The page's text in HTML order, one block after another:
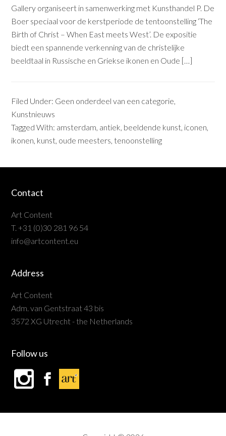
Gallery organiseert in samenwerking met Kunsthandel P. De
Boer speciaal voor de kerstperiode de tentoonstelling ‘The
Birth of Christ – When East meets West’. De expositie
biedt een spannende verkenning van de christelijke
beeldtaal in Russische en Griekse ikonen en Oude […]
Filed Under: Geen onderdeel van een categorie,
Kunstnieuws
Tagged With: amsterdam, antiek, beeldende kunst, iconen,
ikonen, kunst, oude meesters, tenoonstelling
Contact
Art Content
T. +31 (0)30 281 96 54
info@artcontent.eu
Address
Art Content
Adm. van Gentstraat 43 bis
3572 XG Utrecht - the Netherlands
Follow us